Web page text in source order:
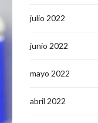
julio 2022
junio 2022
mayo 2022
abril 2022